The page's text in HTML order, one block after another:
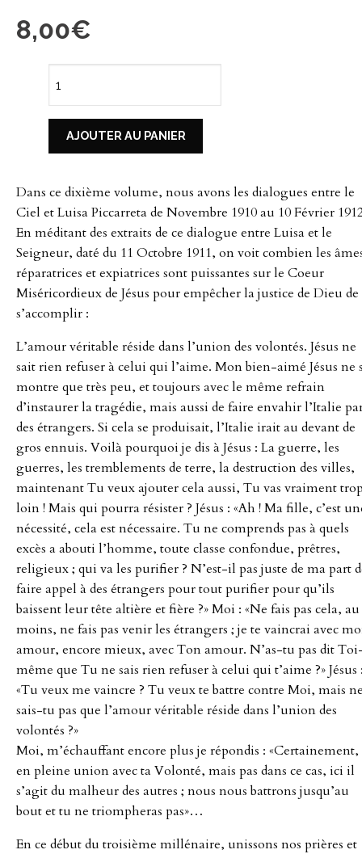
8,00€
quantité
Piccarreta
-
Le
Ciel
-
Tome
10
AJOUTER AU PANIER
Dans ce dixième volume, nous avons les dialogues entre le
Ciel et Luisa Piccarreta de Novembre 1910 au 10 Février
En méditant des extraits de ce dialogue entre Luisa et le
Seigneur, daté du 11 Octobre 1911, on voit combien les
réparatrices et expiatrices sont puissantes sur le Coeur
Miséricordieux de Jésus pour empêcher la justice de Dieu de
s’accomplir :
L’amour véritable réside dans l’union des volontés. Jésus ne
sait rien refuser à celui qui l’aime. Mon bien-aimé Jésus ne
montre que très peu, et toujours avec le même refrain
d’instaurer la tragédie, mais aussi de faire envahir l’Italie
des étrangers. Si cela se produisait, l’Italie irait au devant de
gros ennuis. Voilà pourquoi je dis à Jésus : La guerre, les
guerres, les tremblements de terre, la destruction des villes,
maintenant Tu veux ajouter cela aussi, Tu vas vraiment
loin ! Mais qui pourra résister ? Jésus : «Ah ! Ma fille, c’est
nécessité, cela est nécessaire. Tu ne comprends pas à quels
excès a abouti l’homme, toute classe confondue, prêtres,
religieux ; qui va les purifier ? N’est-il pas juste de ma part
faire appel à des étrangers pour tout purifier pour qu’ils
baissent leur tête altière et fière ?» Moi : «Ne fais pas cela, au
moins, ne fais pas venir les étrangers ; je te vaincrai avec
amour, encore mieux, avec Ton amour. N’as-tu pas dit
même que Tu ne sais rien refuser à celui qui t’aime ?» Jésus
«Tu veux me vaincre ? Tu veux te battre contre Moi, mais
sais-tu pas que l’amour véritable réside dans l’union des
volontés ?»
Moi, m’échauffant encore plus je répondis : «Certainement,
en pleine union avec ta Volonté, mais pas dans ce cas, ici il
s’agit du malheur des autres ; nous nous battrons jusqu’au
bout et tu ne triompheras pas»…
En ce début du troisième millénaire, unissons nos prières et